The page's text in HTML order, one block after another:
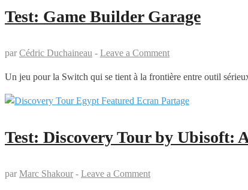
Test: Game Builder Garage
par Cédric Duchaineau - Leave a Comment
Un jeu pour la Switch qui se tient à la frontière entre outil
Test: Discovery Tour by Ubisoft:
par Marc Shakour - Leave a Comment